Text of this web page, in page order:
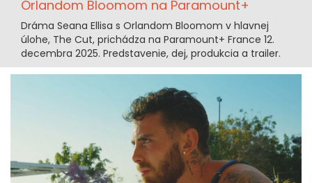
Orlandom Bloomom na Paramount+
Dráma Seana Ellisa s Orlandom Bloomom v hlavnej
úlohe, The Cut, prichádza na Paramount+ France 12.
decembra 2025. Predstavenie, dej, produkcia a trailer.